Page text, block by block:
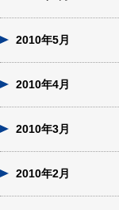
2010年5月
2010年4月
2010年3月
2010年2月